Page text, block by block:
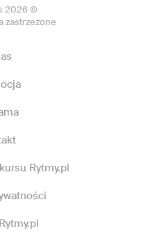
2026 ©
zastrzeżone
Rytmy.pl